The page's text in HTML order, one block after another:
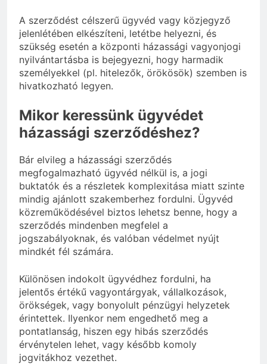
A szerződést célszerű ügyvéd vagy közjegyző
jelenlétében elkészíteni, letétbe helyezni, és
szükség esetén a központi házassági vagyonjogi
nyilvántartásba is bejegyezni, hogy harmadik
személyekkel (pl. hitelezők, örökösök) szemben is
hivatkozható legyen.
Mikor keressünk ügyvédet
házassági szerződéshez?
Bár elvileg a házassági szerződés
megfogalmazható ügyvéd nélkül is, a jogi
buktatók és a részletek komplexitása miatt szinte
mindig ajánlott szakemberhez fordulni. Ügyvéd
közreműködésével biztos lehetsz benne, hogy a
szerződés mindenben megfelel a
jogszabályoknak, és valóban védelmet nyújt
mindkét fél számára.
Különösen indokolt ügyvédhez fordulni, ha
jelentős értékű vagyontárgyak, vállalkozások,
örökségek, vagy bonyolult pénzügyi helyzetek
érintettek. Ilyenkor nem engedhető meg a
pontatlanság, hiszen egy hibás szerződés
érvénytelen lehet, vagy később komoly
jogvitákhoz vezethet.